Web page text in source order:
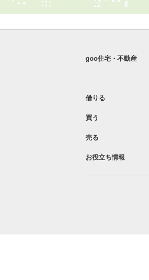
goo住宅・不動産
借りる
買う
売る
お役立ち情報